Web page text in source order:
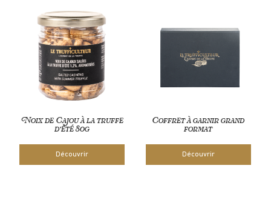
Noix de Cajou à la truffe
d’été 80g
Découvrir
Coffret à garnir grand
format
Découvrir